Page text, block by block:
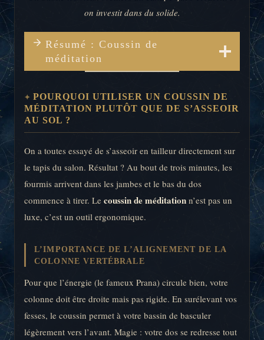
on investit dans du solide.
Résumé : Coussin de
méditation
POURQUOI UTILISER UN COUSSIN DE
MÉDITATION PLUTÔT QUE DE S’ASSEOIR
AU SOL ?
On a toutes essayé de s’asseoir en tailleur directement sur
le tapis du salon. Résultat ? Au bout de trois minutes, les
fourmis arrivent dans les jambes et le bas du dos
commence à tirer. Le coussin de méditation n’est pas un
luxe, c’est un outil ergonomique.
L’IMPORTANCE DE L’ALIGNEMENT DE LA
COLONNE VERTÉBRALE
Pour que l’énergie (le fameux Prana) circule bien, votre
colonne doit être droite mais pas rigide. En surélevant vos
fesses, le coussin permet à votre bassin de basculer
légèrement vers l’avant. Magie : votre dos se redresse tout